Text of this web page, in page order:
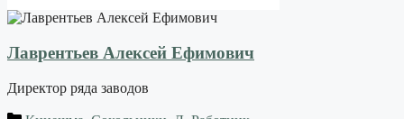
Лаврентьев Алексей Ефимович
Директор ряда заводов